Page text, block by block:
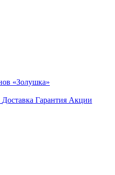
Доставка Гарантия Акции